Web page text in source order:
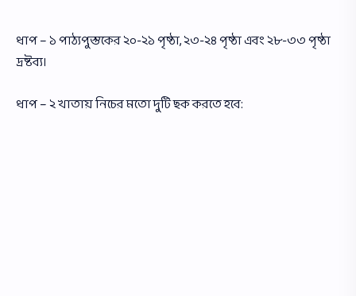
ধাপ – ১ পাঠ্যপুস্তকের ২০-২১ পৃষ্ঠা, ২৩-২৪ পৃষ্ঠা এবং ২৮-৩৩ পৃষ্ঠা
দ্রষ্টব্য।
ধাপ – ২ খাতায় নিচের মতাে দুটি ছক করতে হবে: